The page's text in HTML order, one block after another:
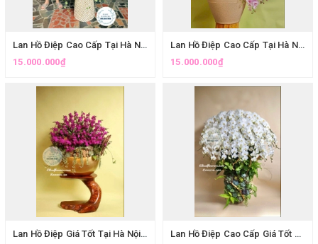
Lan Hồ Điệp Cao Cấp Tại Hà Nội. Chậu Lan Hồ Điêp Trắng Cao Cấp- Món Quà Sang Trọng Tặng Đối Tác Cho Những Dịp Quan Trọng
15.000.000₫
Lan Hồ Điệp Cao Cấp Tại Hà Nội. Chậu Lan Hồ Điệp Cao Cấp Trang Trí Sảnh Khách Sạn | Nâng Tầm Đẳng Cấp | Eliseflowers
15.000.000₫
Lan Hồ Điệp Giá Tốt Tại Hà Nội. Chậu Lan Hồ Điệp Cao Cấp Trang Trí Sảnh Công Ty
Lan Hồ Điệp Cao Cấp Giá Tốt Ở Hà Nội. Chậu Lan Hồ Điệp Trắng Mừng Tất Niên